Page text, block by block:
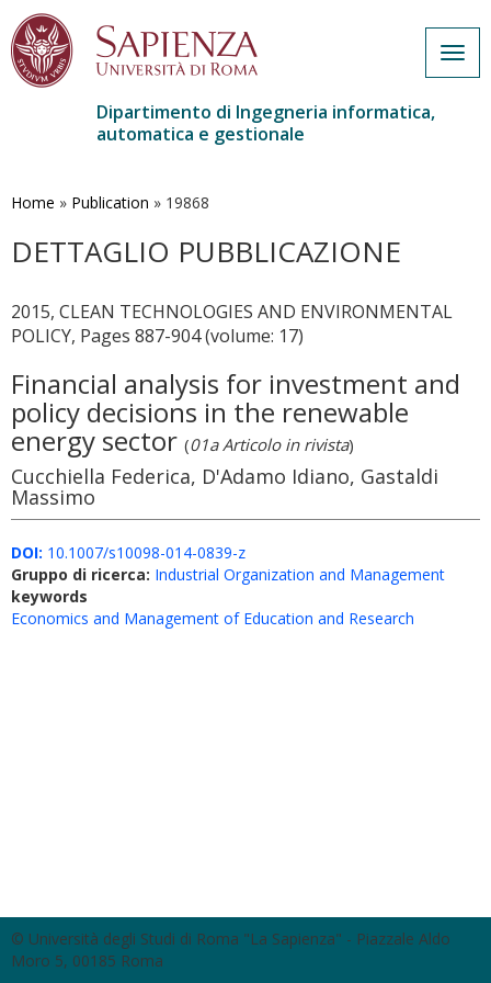
contenuto
Dipartimento di Ingegneria informatica,
automatica e gestionale
Home » Publication » 19868
DETTAGLIO PUBBLICAZIONE
2015, CLEAN TECHNOLOGIES AND ENVIRONMENTAL
POLICY, Pages 887-904 (volume: 17)
Financial analysis for investment and
policy decisions in the renewable
energy sector (01a Articolo in rivista)
Cucchiella Federica, D'Adamo Idiano, Gastaldi
Massimo
DOI: 10.1007/s10098-014-0839-z
Gruppo di ricerca: Industrial Organization and Management
keywords
Economics and Management of Education and Research
© Università degli Studi di Roma "La Sapienza" - Piazzale Aldo
Moro 5, 00185 Roma